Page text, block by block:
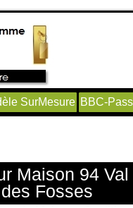
SurMesure BBC-
Maison 94
Fosses